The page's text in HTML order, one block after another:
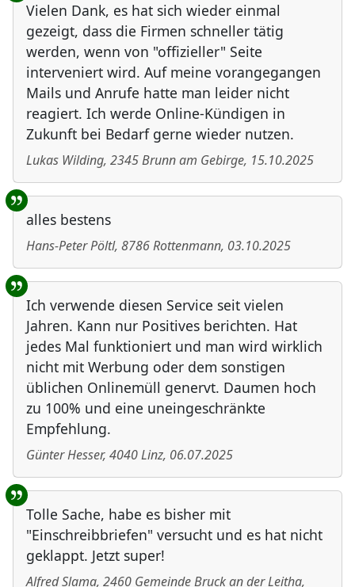
Vielen Dank, es hat sich wieder einmal
gezeigt, dass die Firmen schneller tätig
werden, wenn von "offizieller" Seite
interveniert wird. Auf meine vorangegangen
Mails und Anrufe hatte man leider nicht
reagiert. Ich werde Online-Kündigen in
Zukunft bei Bedarf gerne wieder nutzen.
Lukas Wilding, 2345Brunn am Gebirge, 15.10.2025
alles bestens
Hans-Peter Pöltl, 8786Rottenmann, 03.10.2025
Ich verwende diesen Service seit vielen
Jahren. Kann nur Positives berichten. Hat
jedes Mal funktioniert und man wird wirklich
nicht mit Werbung oder dem sonstigen
üblichen Onlinemüll genervt. Daumen hoch
zu 100% und eine uneingeschränkte
Empfehlung.
Günter Hesser, 4040Linz, 06.07.2025
Tolle Sache, habe es bisher mit
"Einschreibbriefen" versucht und es hat nicht
geklappt. Jetzt super!
Alfred Slama, 2460 Gemeinde Bruck an der Leitha,